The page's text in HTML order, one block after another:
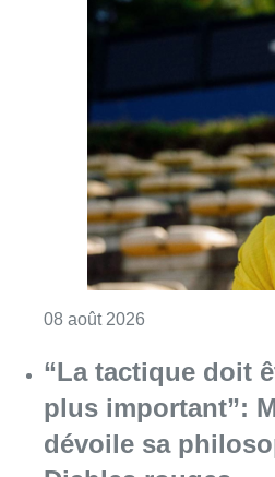
08 août 2026
“La tactique doit
plus important”:
dévoile sa